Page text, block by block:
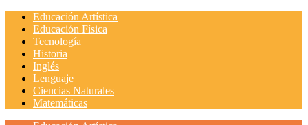
Educación Artística
Educación Física
Tecnología
Historia
Inglés
Lenguaje
Ciencias Naturales
Matemáticas